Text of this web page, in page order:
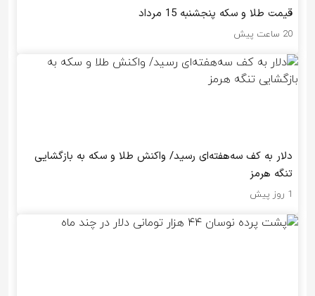
قیمت طلا و سکه پنجشنبه 15 مرداد
20 ساعت پیش
دلار به کف سه‌هفته‌ای رسید/ واکنش طلا و سکه به بازگشایی
تنگه هرمز
1 روز پیش